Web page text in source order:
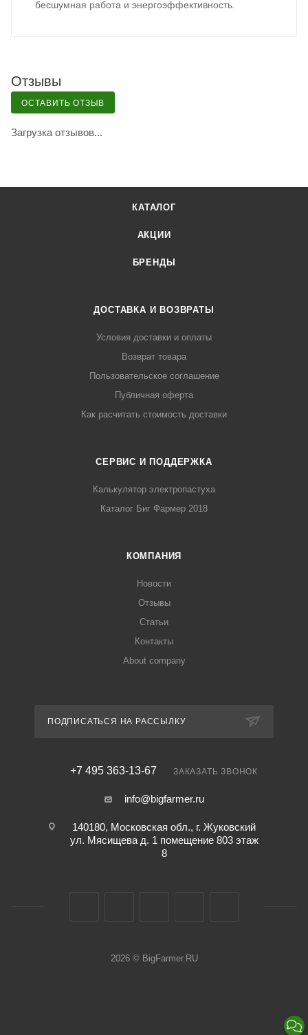
бесшумная работа и энергоэффективность.
Отзывы
ОСТАВИТЬ ОТЗЫВ
Загрузка отзывов...
КАТАЛОГ
АКЦИИ
БРЕНДЫ
ДОСТАВКА И ВОЗВРАТЫ
Условия доставки и оплаты
Возврат товара
Пользовательское соглашение
Публичная оферта
Как расчитать стоимость доставки
СЕРВИС И ПОДДЕРЖКА
Калькулятор электропастуха
Каталог Биг Фармер 2018
КОМПАНИЯ
Новости
Отзывы
Статьи
Контакты
About company
ПОДПИСАТЬСЯ НА РАССЫЛКУ
+7 495 363-13-67 ЗАКАЗАТЬ ЗВОНОК
info@bigfarmer.ru
140180, Московская обл., г. Жуковский
ул. Мясищева д. 1 помещение 803 этаж
8
2026 © BigFarmer.RU